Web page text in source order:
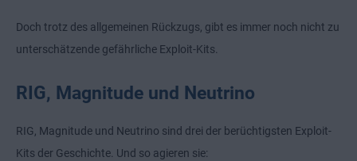
Doch trotz des allgemeinen Rückzugs, gibt es immer noch nicht zu
unterschätzende gefährliche Exploit-Kits.
RIG, Magnitude und Neutrino
RIG, Magnitude und Neutrino sind drei der berüchtigsten Exploit-
Kits der Geschichte. Und so agieren sie: